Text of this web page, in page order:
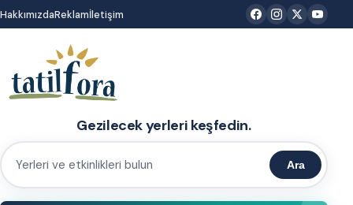
İçeriğe
atla
HakkımızdaReklamİletişim
Gezilecek yerleri keşfedin.
Yerleri
Ara